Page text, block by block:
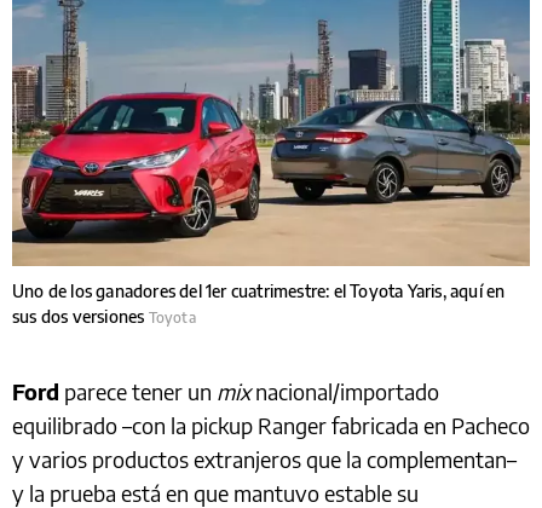
Uno de los ganadores del 1er cuatrimestre: el Toyota Yaris, aquí en
sus dos versiones Toyota
Ford parece tener un mixnacional/importado
equilibrado –con la pickup Ranger fabricada en Pacheco
y varios productos extranjeros que la complementan–
y la prueba está en que mantuvo estable su